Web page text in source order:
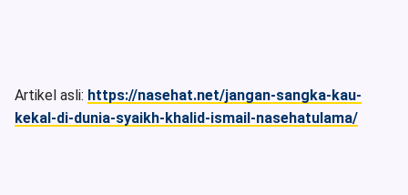
Artikel asli: https://nasehat.net/jangan-sangka-kau-
kekal-di-dunia-syaikh-khalid-ismail-nasehatulama/